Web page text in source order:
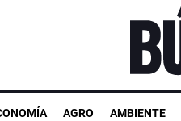
AGRO AMBIENTE